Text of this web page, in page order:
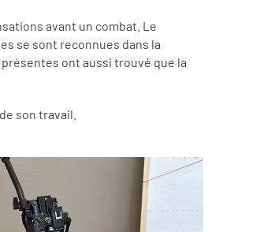
avant un combat. Le
se sont reconnues dans la
ont aussi trouvé que la
son travail.